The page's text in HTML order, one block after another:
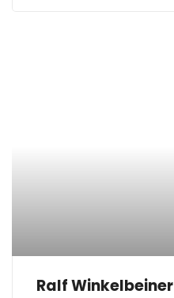
Ralf Winkelbeiner